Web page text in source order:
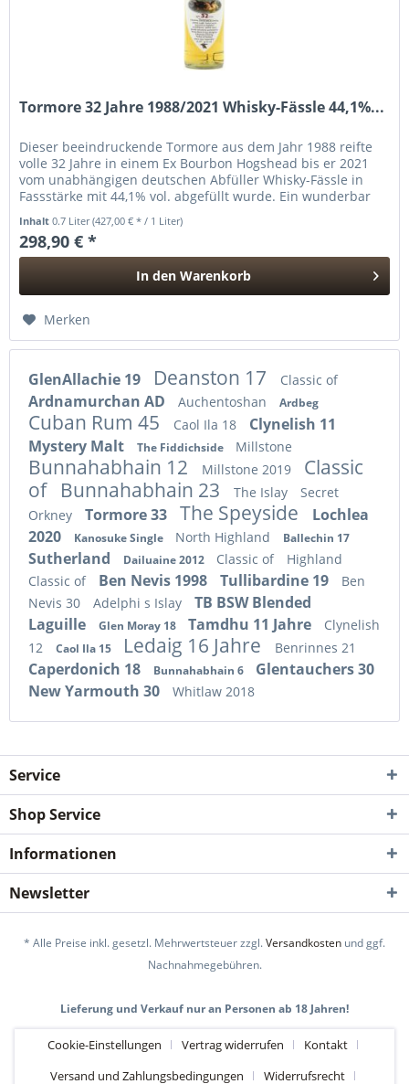
Tormore 32 Jahre 1988/2021 Whisky-Fässle 44,1%...
Dieser beeindruckende Tormore aus dem Jahr 1988 reifte
volle 32 Jahre in einem Ex Bourbon Hogshead bis er 2021
vom unabhängigen deutschen Abfüller Whisky-Fässle in
Fassstärke mit 44,1% vol. abgefüllt wurde. Ein wunderbar
Inhalt0.7 Liter(427,00 € * / 1 Liter)
298,90 € *
In den Warenkorb
Merken
GlenAllachie 19 Deanston 17 Classic of
Ardnamurchan AD Auchentoshan Ardbeg
Cuban Rum 45 Caol Ila 18
Clynelish 11
Mystery Malt
The Fiddichside Millstone
Bunnahabhain 12 Millstone 2019
Classic
of Bunnahabhain 23 The Islay
Secret
Orkney
Tormore 33 The Speyside
Lochlea
2020
Kanosuke Single North Highland Ballechin 17
Sutherland Dailuaine 2012 Classic of
Highland
Classic of
Ben Nevis 1998 Tullibardine 19
Ben
Nevis 30
Adelphi s Islay
TB BSW Blended
Laguille
Glen Moray 18 Tamdhu 11 Jahre
Clynelish
12
Caol Ila 15 Ledaig 16 Jahre Benrinnes 21
Caperdonich 18 Bunnahabhain 6
Glentauchers 30
New Yarmouth 30
Whitlaw 2018
Service
Shop Service
Informationen
Newsletter
* Alle Preise inkl. gesetzl. Mehrwertsteuer zzgl.Versandkosten und ggf.
Nachnahmegebühren.
Lieferung und Verkauf nur an Personen ab 18 Jahren!
Cookie-Einstellungen Vertrag widerrufen
Kontakt
Versand und Zahlungsbedingungen
Widerrufsrecht